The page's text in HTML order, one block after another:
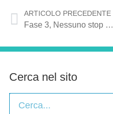
ARTICOLO PRECEDENTE
Fase 3, Nessuno stop a matrimoni e feste private
Cerca nel sito